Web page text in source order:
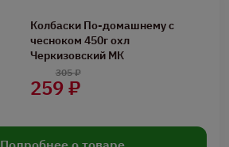
Колбаски По-домашнему с
чесноком 450г охл
Черкизовский МК
259 ₽
305 ₽